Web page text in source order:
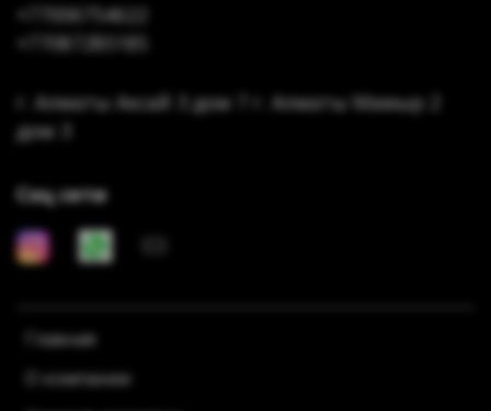
Главная
О компании
+77006754622
+77087285185
г. Алматы Аксай 3 дом 7 г. Алматы Мамыр 2
дом 3
Соц сети